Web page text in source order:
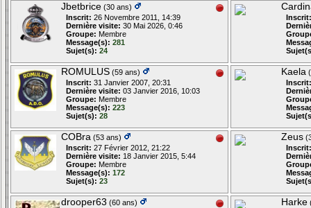
Jbetbrice (30 ans)
Inscrit: 26 Novembre 2011, 14:39
Dernière visite: 30 Mai 2026, 0:46
Groupe: Membre
Message(s): 281
Sujet(s): 24
Inscrit:
ROMULUS (59 ans)
Inscrit: 31 Janvier 2007, 20:31
Dernière visite: 03 Janvier 2016, 10:03
Groupe: Membre
Message(s): 223
Sujet(s): 28
Kaela
Inscrit:
COBra (53 ans)
Inscrit: 27 Février 2012, 21:22
Dernière visite: 18 Janvier 2015, 5:44
Groupe: Membre
Message(s): 172
Sujet(s): 23
Zeus
Inscrit:
drooper63 (60 ans)
Harke